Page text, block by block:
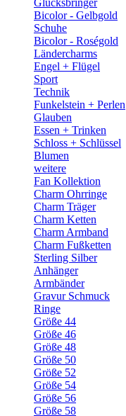
Bicolor - Gelbgold
Schuhe
Bicolor - Roségold
Ländercharms
Engel + Flügel
Sport
Technik
Funkelstein + Perlen
Glauben
Essen + Trinken
Schloss + Schlüssel
Blumen
weitere
Fan Kollektion
Charm Ohrringe
Charm Träger
Charm Ketten
Charm Armband
Charm Fußketten
Sterling Silber
Anhänger
Armbänder
Gravur Schmuck
Ringe
Größe 44
Größe 46
Größe 48
Größe 50
Größe 52
Größe 54
Größe 56
Größe 58